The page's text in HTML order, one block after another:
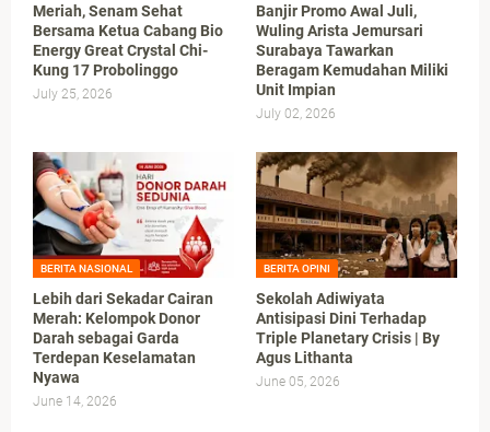
Meriah, Senam Sehat
Bersama Ketua Cabang Bio
Energy Great Crystal Chi-
Kung 17 Probolinggo
July 25, 2026
Banjir Promo Awal Juli,
Wuling Arista Jemursari
Surabaya Tawarkan
Beragam Kemudahan Miliki
Unit Impian
July 02, 2026
BERITA NASIONAL
Lebih dari Sekadar Cairan
Merah: Kelompok Donor
Darah sebagai Garda
Terdepan Keselamatan
Nyawa
June 14, 2026
BERITA OPINI
Sekolah Adiwiyata
Antisipasi Dini Terhadap
Triple Planetary Crisis | By
Agus Lithanta
June 05, 2026